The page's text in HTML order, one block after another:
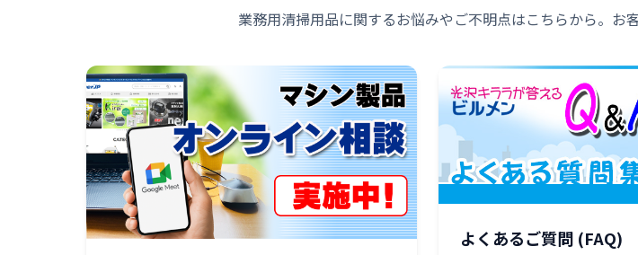
業務用清掃用品に関するお悩みやご不明点はこちらから。お
よくあるご質問 (FAQ)